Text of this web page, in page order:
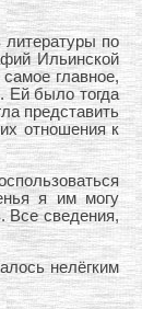
литературы по
Ильинской
главное,
Ей было тогда
представить
отношения к
я им могу
Все сведения,
нелёгким